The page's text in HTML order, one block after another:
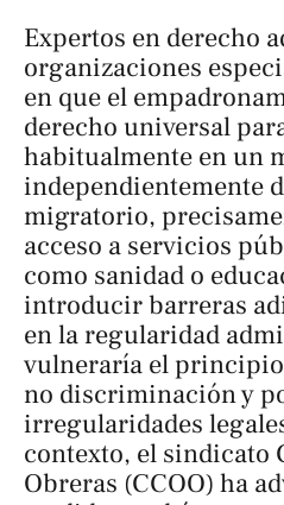
Expertos en derecho
organizaciones
en que el
derecho universal
habitualmente en un
independientemente
migratorio,
acceso a servicios
como sanidad o
introducir barreras
en la regularidad
vulneraría el
no discriminación y
irregularidades
contexto, el sindicato
Obreras (CCOO) ha